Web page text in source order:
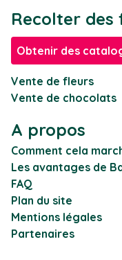
Recolter des
Obtenir des
Vente de fleurs
Vente de chocolats
A propos
Comment cela
Les avantages de
FAQ
Plan du site
Mentions légales
Partenaires